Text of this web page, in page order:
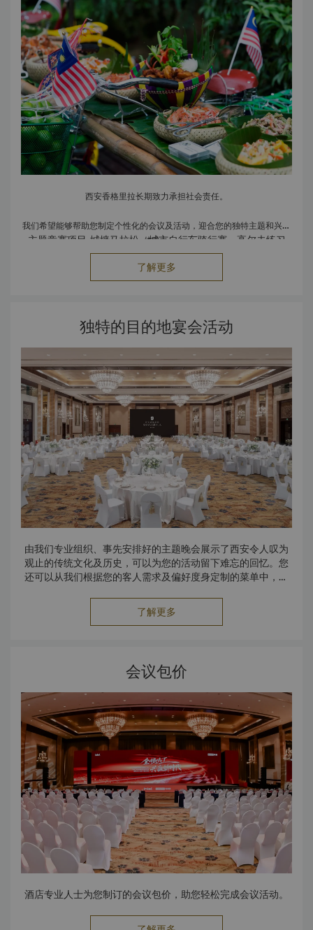
西安香格里拉长期致力承担社会责任。
我们希望能够帮助您制定个性化的会议及活动，迎合您的独特主题和兴趣
体验。
从常务会议至论坛再到普通的全体会议，我们均能通过以下各类生态友好
主题竞赛项目-城墙马拉松、城市自行车骑行赛、高尔夫练习
赛、足球比赛及网球比赛
文化体验-书法、剪纸、泥塑等
古典文化现场表演-陕西相声、唐乐宫
西安香格里拉）。
了解更多
独特的目的地宴会活动
由我们专业组织、事先安排好的主题晚会展示了西安令人叹为
观止的传统文化及历史，可以为您的活动留下难忘的回忆。您
还可以从我们根据您的客人需求及偏好度身定制的菜单中，选
了解更多
会议包价
酒店专业人士为您制订的会议包价，助您轻松完成会议活动。